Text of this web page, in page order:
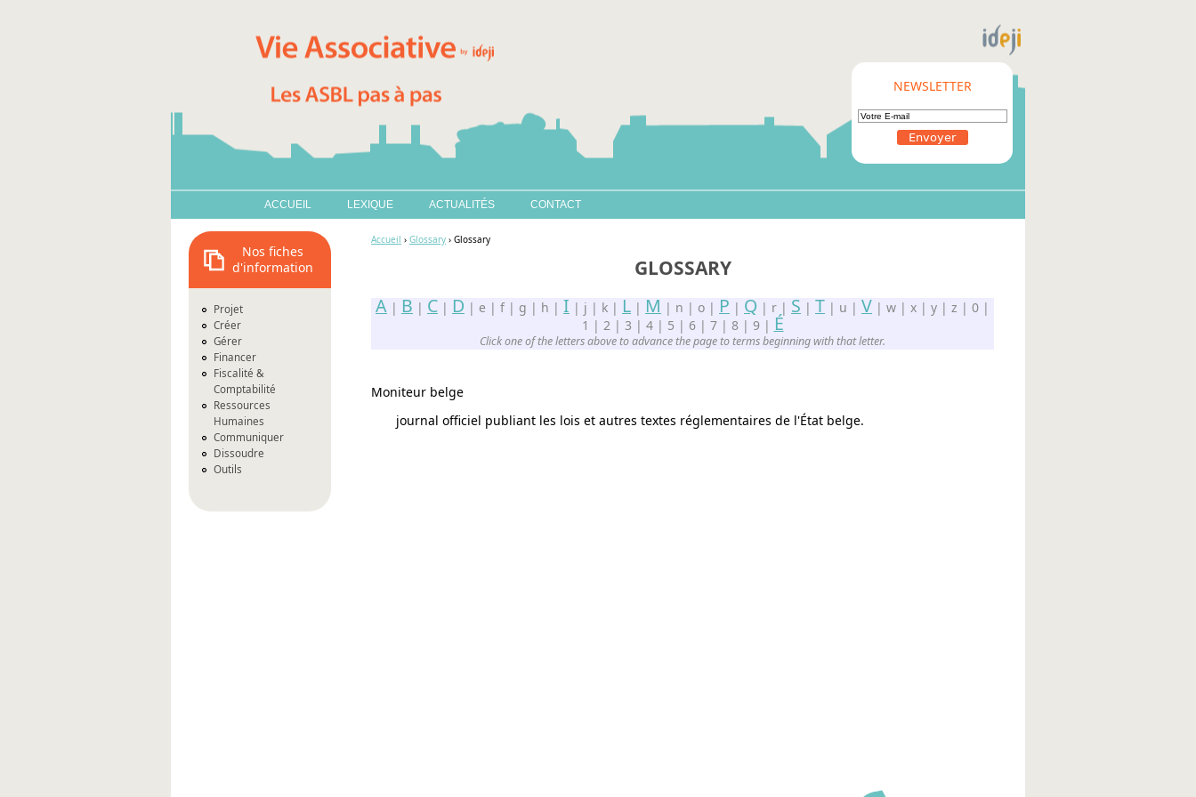
NEWSLETTER
ACCUEIL LEXIQUE ACTUALITÉS CONTACT
Accueil › Glossary › Glossary
GLOSSARY
A | B | C | D | e | f | g | h | I | j | k | L | M | n | o | P | Q | r | S | T | u | V | w | x | y | z | 0 |
1 | 2 | 3 | 4 | 5 | 6 | 7 | 8 | 9 | É
Click one of the letters above to advance the page to terms beginning with that letter.
Moniteur belge
journal officiel publiant les lois et autres textes réglementaires de l'État belge.
Nos fiches
d'information
Projet
Créer
Gérer
Financer
Fiscalité &
Comptabilité
Ressources
Humaines
Communiquer
Dissoudre
Outils